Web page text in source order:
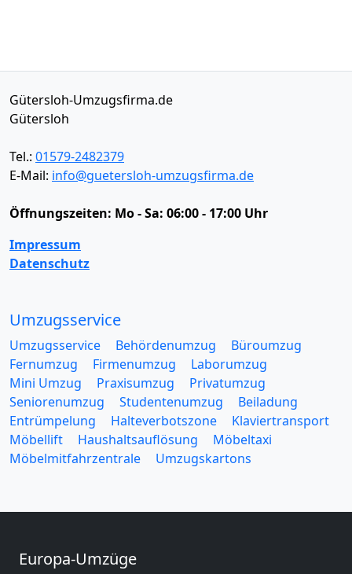
Gütersloh-Umzugsfirma.de
Gütersloh
Tel.: 01579-2482379
E-Mail: info@guetersloh-umzugsfirma.de
Öffnungszeiten: Mo - Sa: 06:00 - 17:00 Uhr
Impressum
Datenschutz
Umzugsservice
Umzugsservice Behördenumzug
Büroumzug
Fernumzug
Firmenumzug
Laborumzug
Mini Umzug
Praxisumzug
Privatumzug
Seniorenumzug
Studentenumzug
Beiladung
Entrümpelung
Halteverbotszone
Klaviertransport
Möbellift
Haushaltsauflösung
Möbeltaxi
Möbelmitfahrzentrale
Umzugskartons
Europa-Umzüge